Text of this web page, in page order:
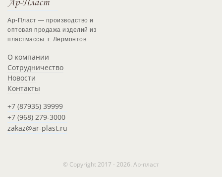
Ар-Пласт — производство и
оптовая продажа изделий из
пластмассы. г. Лермонтов
О компании
Сотрудничество
Новости
Контакты
+7 (87935) 39999
+7 (968) 279-3000
zakaz@ar-plast.ru
© Copyright 2017 - 2026. Ар-пласт